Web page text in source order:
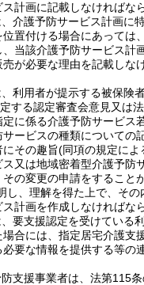
計画に記載しなければな
介護予防サービス計画に
置付ける場合にあっては
当該介護予防サービス計
が必要な理由を記載しな
利用者が提示する被保険
する認定審査会意見又は
に係る介護予防サービス
サービスの種類についての
その趣旨(同項の規定によ
又は地域密着型介護予防
の変更の申請をすること
し、理解を得た上で、その
計画を作成しなければな
要支援認定を受けている
合には、指定居宅介護支
要な情報を提供する等の
支援事業者は、法第115